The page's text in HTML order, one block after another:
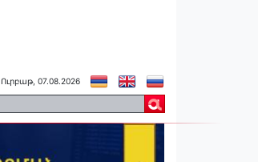
Ուրբաթ, 07.08.2026